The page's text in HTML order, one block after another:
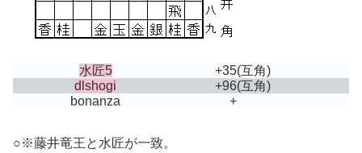
水匠5 +35(互角)
dlshogi
+96(互角)
bonanza
+
○※藤井竜王と水匠が一致。